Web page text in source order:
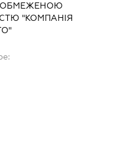
ОБМЕЖЕНОЮ
"КОМПАНІЯ